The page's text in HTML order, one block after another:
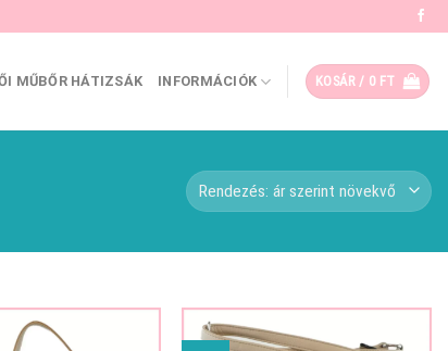
MŰBŐR HÁTIZSÁK INFORMÁCIÓK KOSÁR / 0 FT